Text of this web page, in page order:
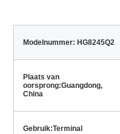
Modelnummer: HG8245Q2
Plaats van
oorsprong:Guangdong,
China
Gebruik:Terminal